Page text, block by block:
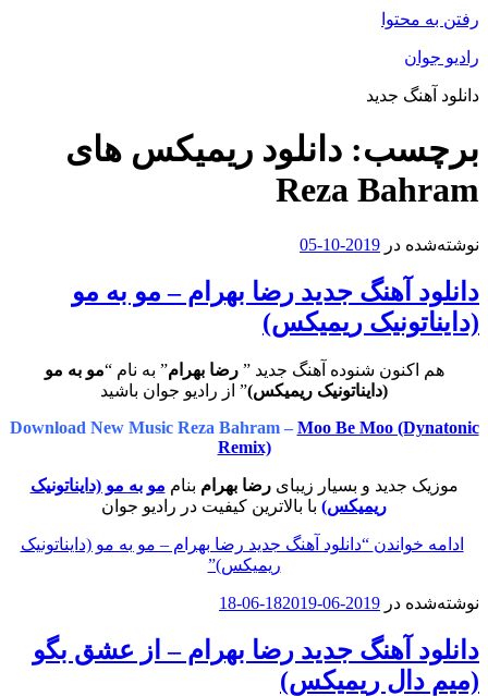
رفتن به محتوا
رادیو جوان
دانلود آهنگ جدید
برچسب: دانلود ریمیکس های
Reza Bahram
نوشته‌شده در 2019-10-05
دانلود آهنگ جدید رضا بهرام – مو به مو
(دایناتونیک ریمیکس)
هم اکنون شنوده آهنگ جدید ”رضا بهرام” به نام “مو به مو
(دایناتونیک ریمیکس)” از رادیو جوان باشید
Download New Music Reza Bahram – Moo Be Moo (Dynatonic
Remix)
موزیک جدید و بسیار زیبایرضا بهرام بنام مو به مو (دایناتونیک
ریمیکس) با بالاترین کیفیت در رادیو جوان
ادامه خواندن “دانلود آهنگ جدید رضا بهرام – مو به مو (دایناتونیک
ریمیکس)”
نوشته‌شده در 2019-06-18
2019-06-18
دانلود آهنگ جدید رضا بهرام – از عشق بگو
(میم دال ریمیکس)